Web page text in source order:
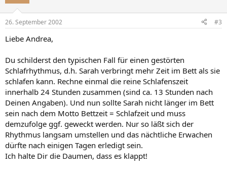
26. September 2002 #3
Liebe Andrea,
Du schilderst den typischen Fall für einen gestörten
Schlafrhythmus, d.h. Sarah verbringt mehr Zeit im Bett als sie
schlafen kann. Rechne einmal die reine Schlafenszeit
innerhalb 24 Stunden zusammen (sind ca. 13 Stunden nach
Deinen Angaben). Und nun sollte Sarah nicht länger im Bett
sein nach dem Motto Bettzeit = Schlafzeit und muss
demzufolge ggf. geweckt werden. Nur so läßt sich der
Rhythmus langsam umstellen und das nächtliche Erwachen
dürfte nach einigen Tagen erledigt sein.
Ich halte Dir die Daumen, dass es klappt!